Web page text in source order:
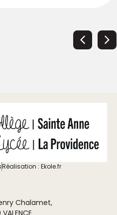
Réalisation : Ekole.fr
Chalamet,